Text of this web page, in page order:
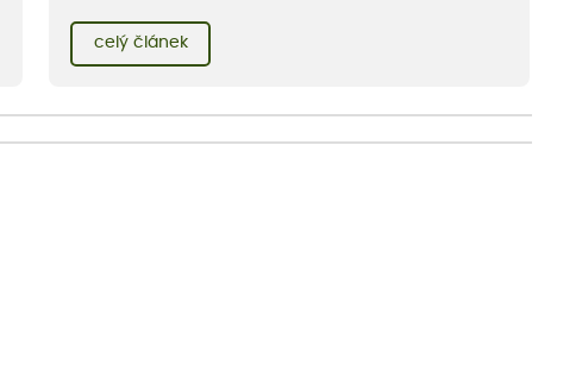
léto bez pravidelné zálivky. Pojďme se podívat, které to jsou.
celý článek